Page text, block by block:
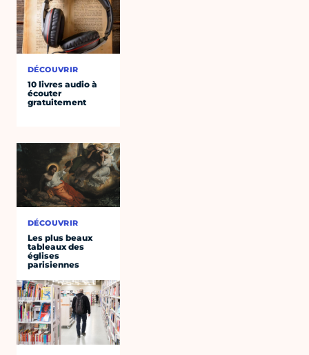
DÉCOUVRIR
10 livres audio à
écouter
gratuitement
DÉCOUVRIR
Les plus beaux
tableaux des
églises
parisiennes